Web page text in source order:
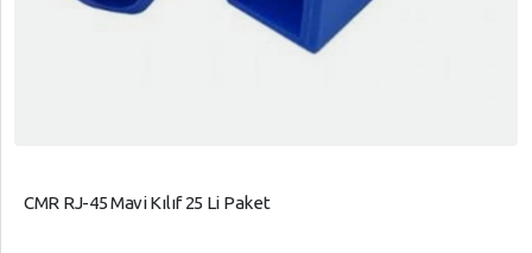
CMR RJ-45 Mavi Kılıf 25 Li Paket